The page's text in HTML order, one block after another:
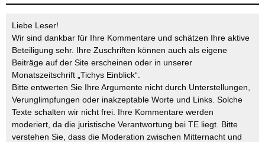
Liebe Leser!
Wir sind dankbar für Ihre Kommentare und schätzen Ihre aktive
Beteiligung sehr. Ihre Zuschriften können auch als eigene
Beiträge auf der Site erscheinen oder in unserer
Monatszeitschrift „Tichys Einblick“.
Bitte entwerten Sie Ihre Argumente nicht durch Unterstellungen,
Verunglimpfungen oder inakzeptable Worte und Links. Solche
Texte schalten wir nicht frei. Ihre Kommentare werden
moderiert, da die juristische Verantwortung bei TE liegt. Bitte
verstehen Sie, dass die Moderation zwischen Mitternacht und